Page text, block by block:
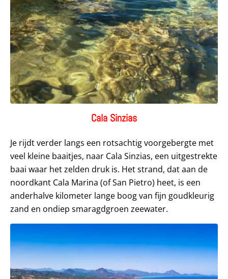
Cala Sinzias
Je rijdt verder langs een rotsachtig voorgebergte met
veel kleine baaitjes, naar Cala Sinzias, een uitgestrekte
baai waar het zelden druk is. Het strand, dat aan de
noordkant Cala Marina (of San Pietro) heet, is een
anderhalve kilometer lange boog van fijn goudkleurig
zand en ondiep smaragdgroen zeewater.